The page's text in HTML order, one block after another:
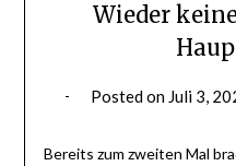
Wieder
Posted on Juli 3,
Bereits zum zweiten Mal